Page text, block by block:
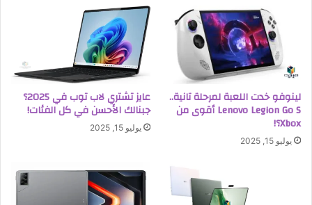
لينوفو خدت اللعبة لمرحلة تانية..
Lenovo Legion Go S أقوى من
Xbox؟!
يوليو 15, 2025
عايز تشتري لاب توب في 2025؟
جبنالك الأحسن في كل الفئات!
يوليو 15, 2025